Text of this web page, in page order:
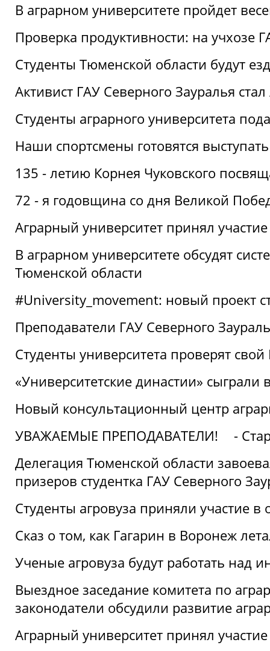
В аграрном университете пройдет
Проверка продуктивности: на учхозе
Студенты Тюменской области будут
Активист ГАУ Северного Зауралья
Студенты аграрного университета
Наши спортсмены готовятся
135 - летию Корнея Чуковского
72 - я годовщина со дня Великой
Аграрный университет принял
В аграрном университете обсудят
Тюменской области
#University_movement: новый проект
Преподаватели ГАУ Северного
Студенты университета проверят свой
«Университетские династии»
Новый консультационный центр
УВАЖАЕМЫЕ ПРЕПОДАВАТЕЛИ!
-
Делегация Тюменской области
призеров студентка ГАУ Северного
Студенты агровуза приняли участие в
Сказ о том, как Гагарин в Воронеж
Ученые агровуза будут работать над
Выездное заседание комитета по
законодатели обсудили развитие
Аграрный университет принял